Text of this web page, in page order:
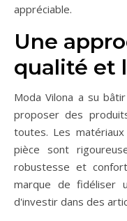
appréciable.
Une
qualité et
Moda Vilona a su
proposer des
toutes. Les
pièce sont
robustesse et
marque de fidéliser
d'investir dans des